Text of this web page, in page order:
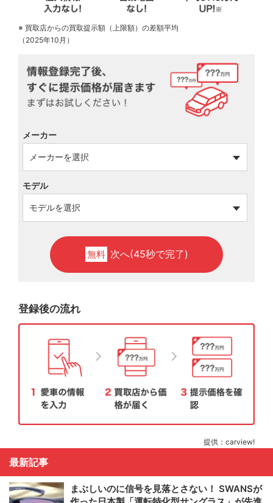
※ 買取店からの買取提示額（上限額）の差額平均
（2025年10月）
メーカー
モデル
無料 次へ(45秒で完了)
登録後の流れ
提供：carview!
最新記事
まぶしいのに信号を見落とさない！ SWANSが